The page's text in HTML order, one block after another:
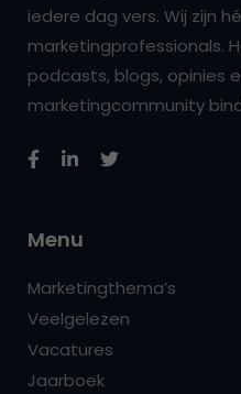
iedere dag vers. Wij zijn
marketingprofessionals.
podcasts, blogs, opinies
marketingcommunity
Menu
Marketingthema’s
Veelgelezen
Vacatures
Jaarboek